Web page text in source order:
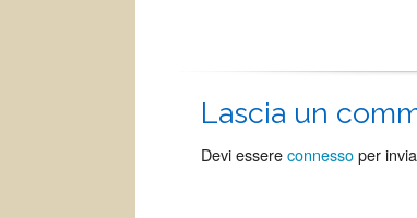
Lascia un
Devi essereconnessoper